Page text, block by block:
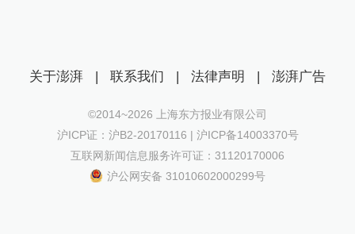
关于澎湃 | 联系我们 | 法律声明 | 澎湃广告
©2014~2026 上海东方报业有限公司
沪ICP证：沪B2-20170116 | 沪ICP备14003370号
互联网新闻信息服务许可证：31120170006
沪公网安备 31010602000299号